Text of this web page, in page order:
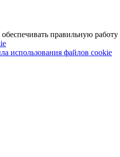
правильную работу
использования файлов cookie